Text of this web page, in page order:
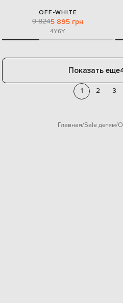
OFF-WHITE
9 8245 895 грн
4Y6Y
Показать еще
1 2 3
Главная Sale детям